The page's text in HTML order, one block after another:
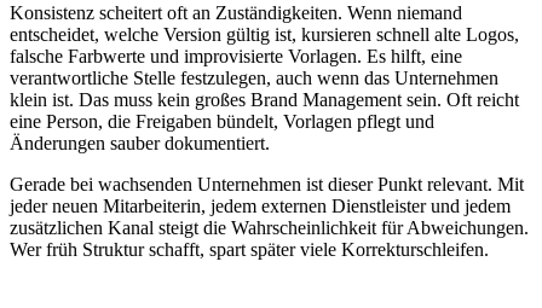
Konsistenz scheitert oft an Zuständigkeiten. Wenn niemand
entscheidet, welche Version gültig ist, kursieren schnell alte Logos,
falsche Farbwerte und improvisierte Vorlagen. Es hilft, eine
verantwortliche Stelle festzulegen, auch wenn das Unternehmen
klein ist. Das muss kein großes Brand Management sein. Oft reicht
eine Person, die Freigaben bündelt, Vorlagen pflegt und
Änderungen sauber dokumentiert.
Gerade bei wachsenden Unternehmen ist dieser Punkt relevant. Mit
jeder neuen Mitarbeiterin, jedem externen Dienstleister und jedem
zusätzlichen Kanal steigt die Wahrscheinlichkeit für Abweichungen.
Wer früh Struktur schafft, spart später viele Korrekturschleifen.